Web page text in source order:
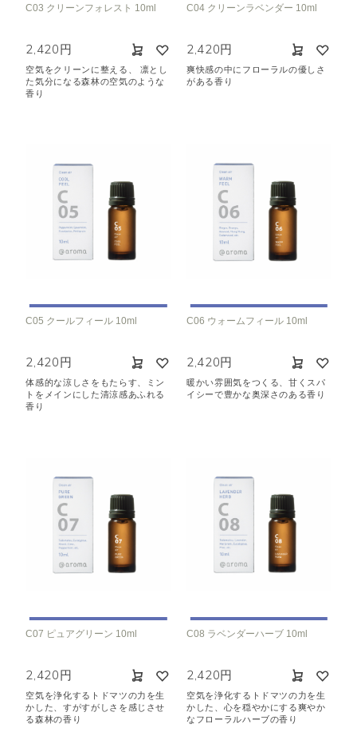
C03 クリーンフォレスト 10ml
2,420円
空気をクリーンに整える、 凛とし
た気分になる森林の空気のような
香り
C04 クリーンラベンダー 10ml
2,420円
爽快感の中にフローラルの優しさ
がある香り
C05 クールフィール 10ml
2,420円
体感的な涼しさをもたらす、ミン
トをメインにした清涼感あふれる
香り
C06 ウォームフィール 10ml
2,420円
暖かい雰囲気をつくる、甘くスパ
イシーで豊かな奥深さのある香り
C07 ピュアグリーン 10ml
2,420円
空気を浄化するトドマツの力を生
かした、すがすがしさを感じさせ
る森林の香り
C08 ラベンダーハーブ 10ml
2,420円
空気を浄化するトドマツの力を生
かした、心を穏やかにする爽やか
なフローラルハーブの香り